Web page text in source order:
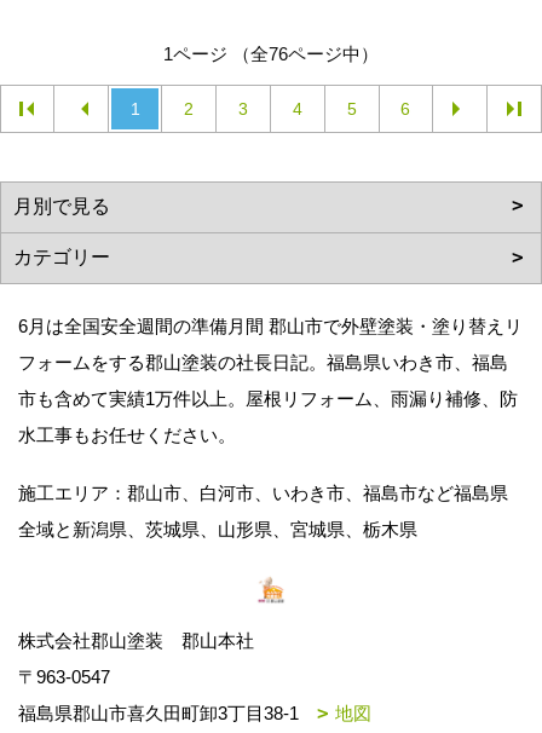
1ページ （全76ページ中）
1 2 3 4 5 6
6月は全国安全週間の準備月間 郡山市で外壁塗装・塗り替えリ
フォームをする郡山塗装の社長日記。福島県いわき市、福島
市も含めて実績1万件以上。屋根リフォーム、雨漏り補修、防
水工事もお任せください。
施工エリア：郡山市、白河市、いわき市、福島市など福島県
全域と新潟県、茨城県、山形県、宮城県、栃木県
株式会社郡山塗装 郡山本社
〒963-0547
福島県郡山市喜久田町卸3丁目38-1
地図